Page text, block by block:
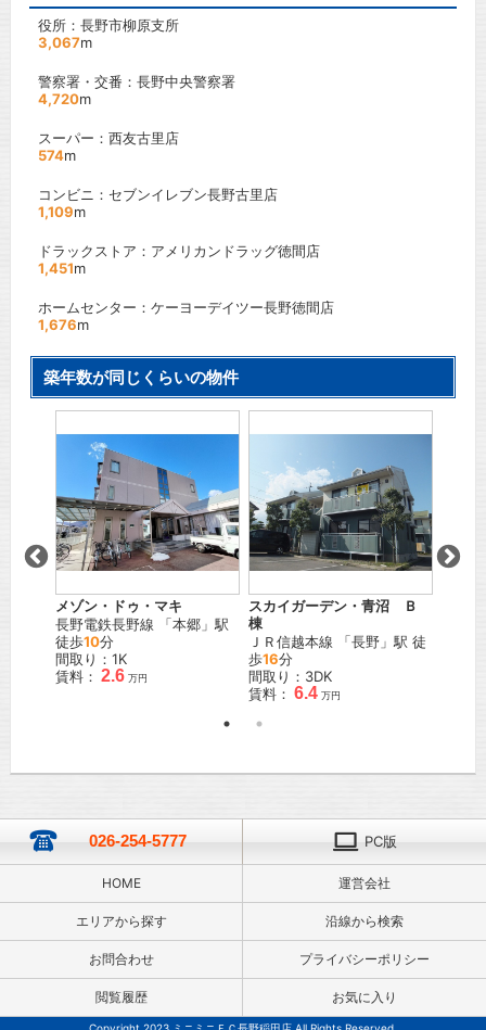
役所：長野市柳原支所
3,067m
警察署・交番：長野中央警察署
4,720m
スーパー：西友古里店
574m
コンビニ：セブンイレブン長野古里店
1,109m
ドラックストア：アメリカンドラッグ徳間店
1,451m
ホームセンター：ケーヨーデイツー長野徳間店
1,676m
築年数が同じくらいの物件
メゾン・ドゥ・マキ
長野電鉄長野線 「本郷 」駅
徒歩10分
間取り：1K
賃料： 2.6 万円
スカイガーデン・青沼 Ｂ
棟
ＪＲ信越本線 「長野 」駅 徒
歩16分
間取り：3DK
賃料： 6.4 万円
026-254-5777 PC版
HOME 運営会社
エリアから探す 沿線から検索
お問合わせ プライバシーポリシー
閲覧履歴 お気に入り